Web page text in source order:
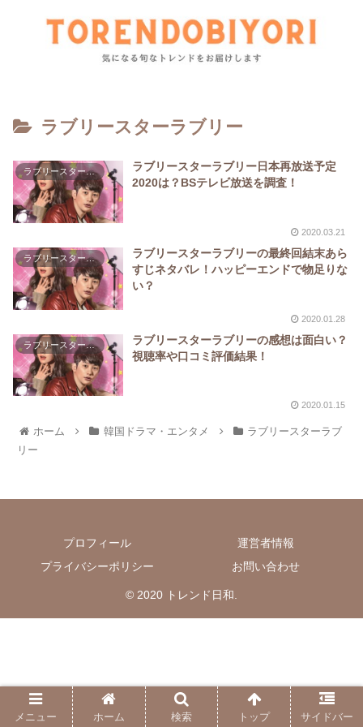
ラブリースターラブリー
ラブリースターラブリー
ラブリースターラブリー日本再放送予定
2020は？BSテレビ放送を調査！
2020.03.21
ラブリースターラブリー
ラブリースターラブリーの最終回結末あら
すじネタバレ！ハッピーエンドで物足りな
い？
2020.01.28
ラブリースターラブリー
ラブリースターラブリーの感想は面白い？
視聴率や口コミ評価結果！
2020.01.15
ホーム 韓国ドラマ・エンタメ
ラブリースターラブ
リー
プロフィール
運営者情報
プライバシーポリシー
お問い合わせ
© 2020 トレンド日和.
メニュー ホーム 検索 トップ サイドバー